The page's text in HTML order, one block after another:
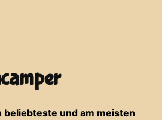
beliebteste und am meisten